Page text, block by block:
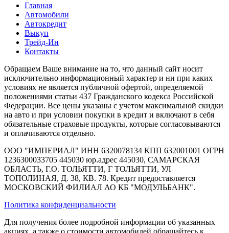
Главная
Автомобили
Автокредит
Выкуп
Трейд-Ин
Контакты
Обращаем Ваше внимание на то, что данный сайт носит
исключительно информационный характер и ни при каких
условиях не является публичной офертой, определяемой
положениями статьи 437 Гражданского кодекса Российской
Федерации. Все цены указаны с учетом максимальной скидки
на авто и при условии покупки в кредит и включают в себя
обязательные страховые продукты, которые согласовываются
и оплачиваются отдельно.
ООО "ИМПЕРИАЛ" ИНН 6320078134 КПП 632001001 ОГРН
1236300033705 445030 юр.адрес 445030, САМАРСКАЯ
ОБЛАСТЬ, Г.О. ТОЛЬЯТТИ, Г ТОЛЬЯТТИ, УЛ
ТОПОЛИНАЯ, Д. 38, КВ. 78. Кредит предоставляется
МОСКОВСКИЙ ФИЛИАЛ АО КБ "МОДУЛЬБАНК".
Политика конфиденциальности
Для получения более подробной информации об указанных
акциях, а также о стоимости автомобилей обращайтесь к